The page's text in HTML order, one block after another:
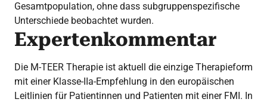
Gesamtpopulation, ohne dass subgruppenspezifische
Unterschiede beobachtet wurden.
Expertenkommentar
Die M-TEER Therapie ist aktuell die einzige Therapieform
mit einer Klasse-IIa-Empfehlung in den europäischen
Leitlinien für Patientinnen und Patienten mit einer FMI. In